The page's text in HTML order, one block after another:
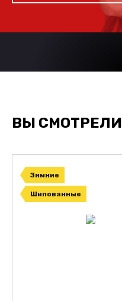
ВЫ СМОТРЕЛИ
Зимние
Шипованные